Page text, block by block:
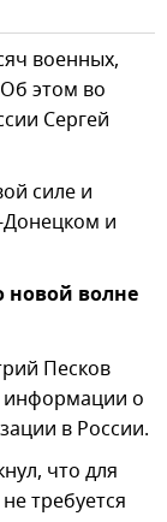
военных,
этом во
Сергей
силе и
Донецком и
новой волне
Песков
информации о
в России.
что для
требуется